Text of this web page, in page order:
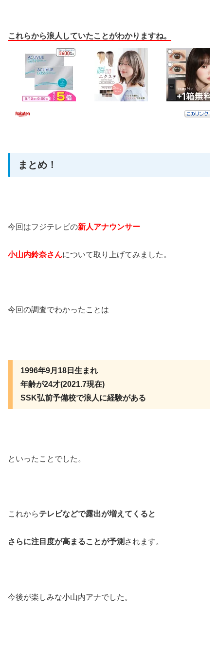
これらから浪人していたことがわかりますね。
まとめ！
今回はフジテレビの新人アナウンサー
小山内鈴奈さんについて取り上げてみました。
今回の調査でわかったことは
1996年9月18日生まれ
年齢が24才(2021.7現在)
SSK弘前予備校で浪人に経験がある
といったことでした。
これからテレビなどで露出が増えてくると
さらに注目度が高まることが予測 されます。
今後が楽しみな小山内アナでした。